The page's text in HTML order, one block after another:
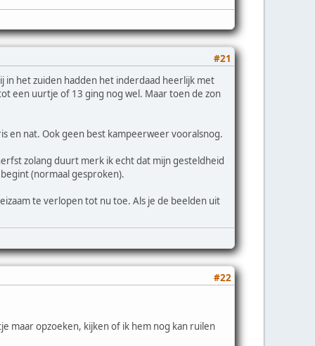
#21
het zuiden hadden het inderdaad heerlijk met
een uurtje of 13 ging nog wel. Maar toen de zon
en nat. Ook geen best kampeerweer vooralsnog.
zolang duurt merk ik echt dat mijn gesteldheid
(normaal gesproken).
te verlopen tot nu toe. Als je de beelden uit
#22
maar opzoeken, kijken of ik hem nog kan ruilen